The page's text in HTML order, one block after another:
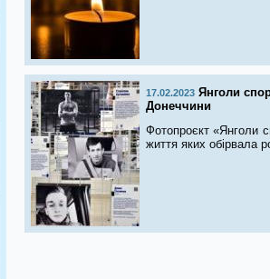
17.02.2023 Янголи
Донеччини
Фотопроєкт «Янголи
життя яких обірвала